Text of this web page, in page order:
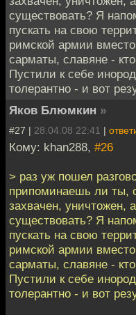
существовать? Я
пускать на свою
римской армии
сарматы, славяне -
Пустили к себе
толерантно - и вот
Яков Блюмкин »
#27 | 28.04.08 22:41 |
Кому: khan288, #26
> раз уж пошел
припоминаешь ли ты,
захвачен, уничтожен,
существовать? Я
пускать на свою
римской армии
сарматы, славяне -
Пустили к себе
толерантно - и вот